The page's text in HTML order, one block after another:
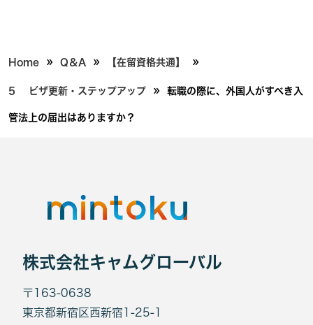
Home » Q＆A » 【在留資格共通】 »
5 ビザ更新・ステップアップ » 転職の際に、外国人がすべき入
管法上の届出はありますか？
株式会社キャムグローバル
〒163-0638
東京都新宿区西新宿1-25-1